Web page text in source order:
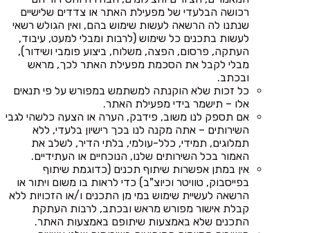
רכושה הבלעדי של מפעילת האתר או צדדים שלישיים
שנתנו לה הרשאה לעשות שימוש בהם, ואין הגולש רשאי
לעשות בתכנים כל שימוש (לרבות ומבלי למעט, עיבוד,
העתקה, פרסום, הפצה, משלוח, ביצוע פומבי ושידור),
מבלי לקבל את הסכמת מפעילת האתר לכך, מראש
ובכתב.
כל זכות שלא הוקנתה למשתמש במפורש על פי תנאים
אלו – תישמר בידי מפעילת האתר.
אם תספק לנו משוב, פידבק, הערה או הצעה כלשהי לגבי
השירותים – אתה מקנה לנו בכך רישיון בלעדי, ללא
תמלוגים, תמידי, כלל-עולמי, בלתי הדיר, לשלב את
האמור בכל השירותים שלנו, הנוכחיים או העתידיים.
אין במתן אפשרות שיתוף תכנים (כדוגמת שיתוף
בפייסבוק, טוויטר וכיוצ"ב) כדי לראות בו משום ויתור או
הרשאה לעשיית שימוש במי מן התכנים ו/או הזכויות ללא
קבלת אישור מפורש מראש ובכתב, לרבות העתקת
התכנים שלא באמצעות שיתופם באמצעות האתר.